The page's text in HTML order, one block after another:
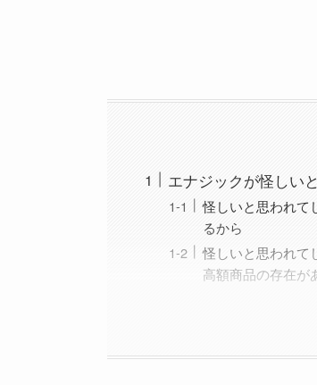
エナジックが怪しい
怪しいと思われて
るから
怪しいと思われて
高額商品の存在が